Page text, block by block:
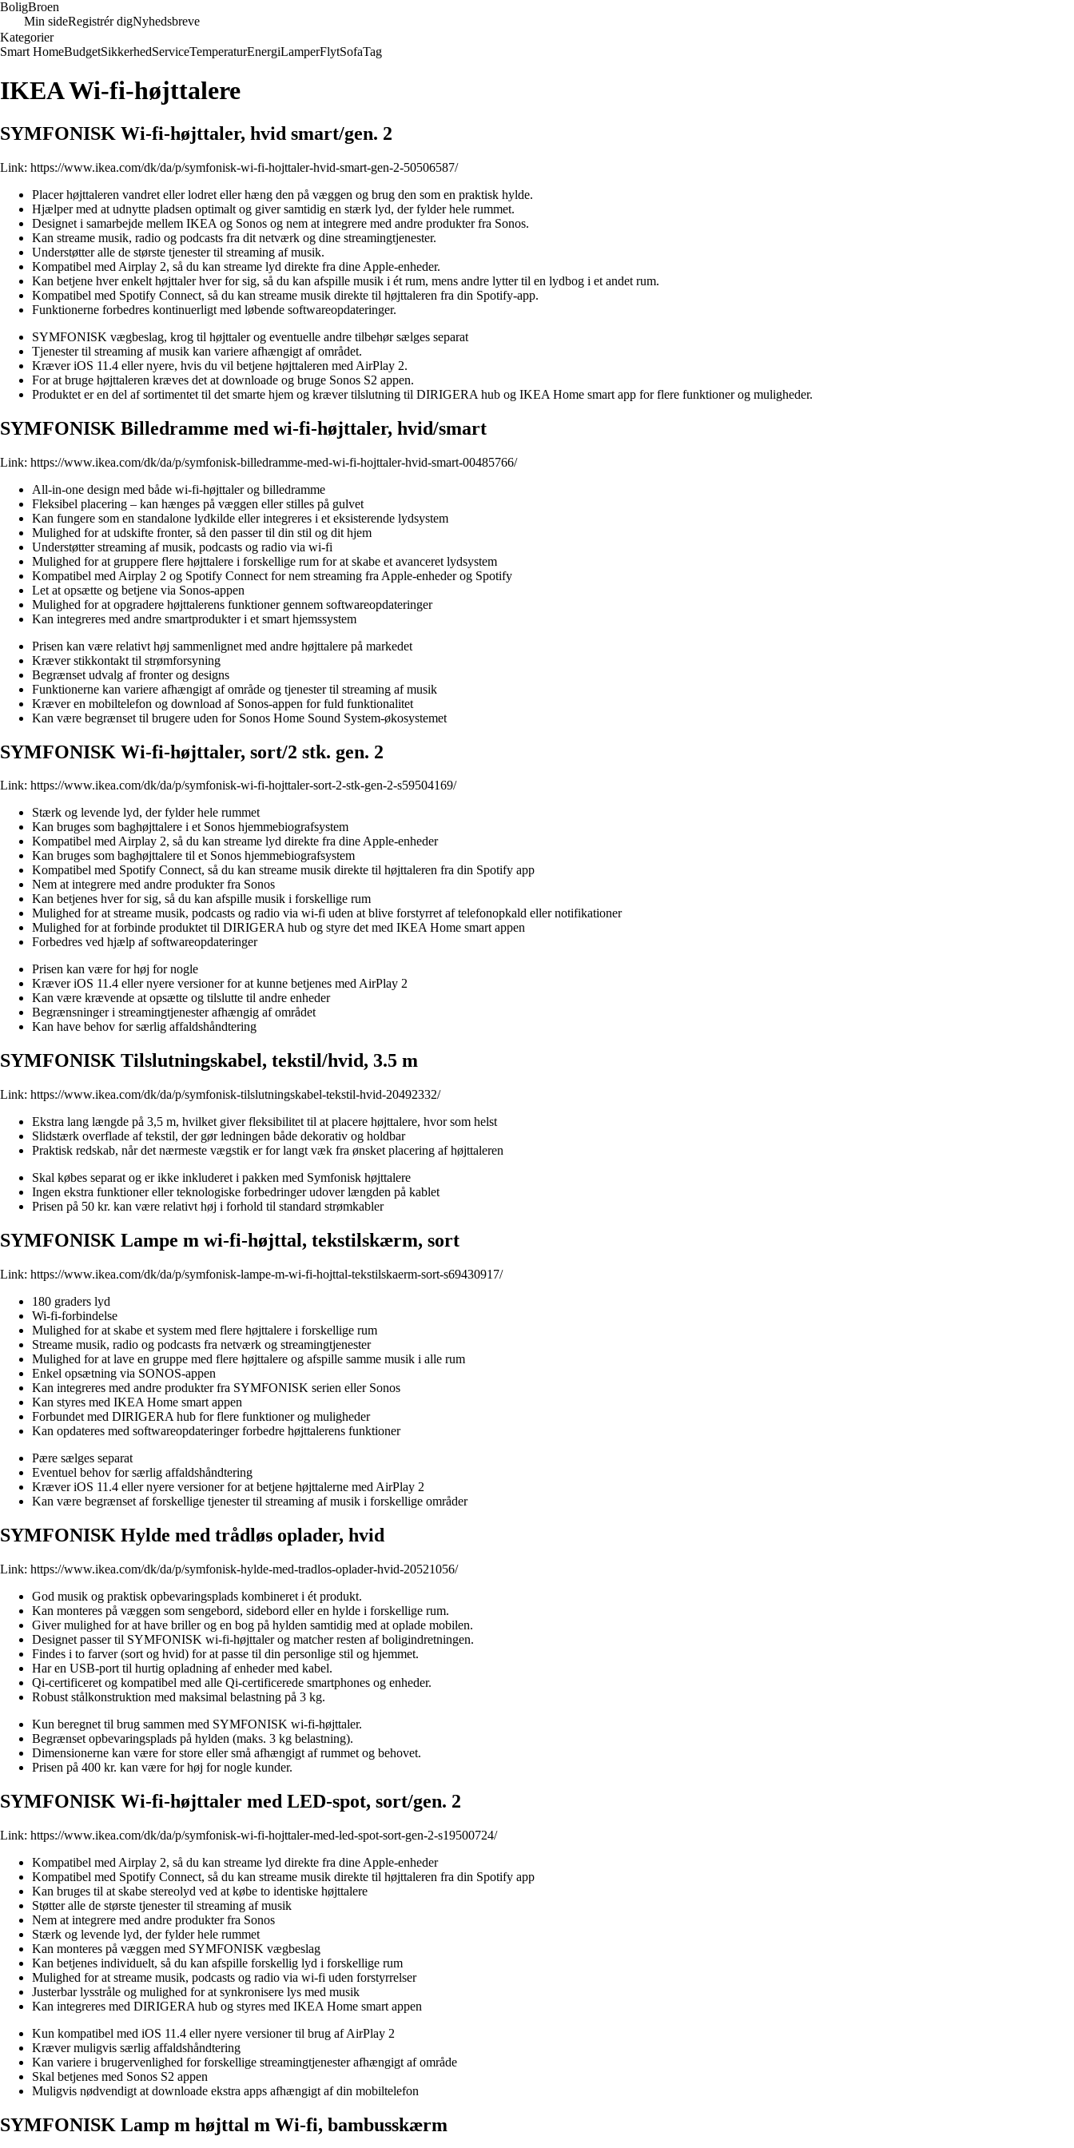
BoligBroen
Min sideRegistrér digNyhedsbreve
Kategorier
Smart HomeBudgetSikkerhedServiceTemperaturEnergiLamperFlytSofaTag
IKEA Wi-fi-højttalere
SYMFONISK Wi-fi-højttaler, hvid smart/gen. 2
Link: https://www.ikea.com/dk/da/p/symfonisk-wi-fi-hojttaler-hvid-smart-gen-2-50506587/
Placer højttaleren vandret eller lodret eller hæng den på væggen og brug den som en praktisk hylde.
Hjælper med at udnytte pladsen optimalt og giver samtidig en stærk lyd, der fylder hele rummet.
Designet i samarbejde mellem IKEA og Sonos og nem at integrere med andre produkter fra Sonos.
Kan streame musik, radio og podcasts fra dit netværk og dine streamingtjenester.
Understøtter alle de største tjenester til streaming af musik.
Kompatibel med Airplay 2, så du kan streame lyd direkte fra dine Apple-enheder.
Kan betjene hver enkelt højttaler hver for sig, så du kan afspille musik i ét rum, mens andre lytter til en lydbog i et andet rum.
Kompatibel med Spotify Connect, så du kan streame musik direkte til højttaleren fra din Spotify-app.
Funktionerne forbedres kontinuerligt med løbende softwareopdateringer.
SYMFONISK vægbeslag, krog til højttaler og eventuelle andre tilbehør sælges separat
Tjenester til streaming af musik kan variere afhængigt af området.
Kræver iOS 11.4 eller nyere, hvis du vil betjene højttaleren med AirPlay 2.
For at bruge højttaleren kræves det at downloade og bruge Sonos S2 appen.
Produktet er en del af sortimentet til det smarte hjem og kræver tilslutning til DIRIGERA hub og IKEA Home smart app for flere funktioner og muligheder.
SYMFONISK Billedramme med wi-fi-højttaler, hvid/smart
Link: https://www.ikea.com/dk/da/p/symfonisk-billedramme-med-wi-fi-hojttaler-hvid-smart-00485766/
All-in-one design med både wi-fi-højttaler og billedramme
Fleksibel placering – kan hænges på væggen eller stilles på gulvet
Kan fungere som en standalone lydkilde eller integreres i et eksisterende lydsystem
Mulighed for at udskifte fronter, så den passer til din stil og dit hjem
Understøtter streaming af musik, podcasts og radio via wi-fi
Mulighed for at gruppere flere højttalere i forskellige rum for at skabe et avanceret lydsystem
Kompatibel med Airplay 2 og Spotify Connect for nem streaming fra Apple-enheder og Spotify
Let at opsætte og betjene via Sonos-appen
Mulighed for at opgradere højttalerens funktioner gennem softwareopdateringer
Kan integreres med andre smartprodukter i et smart hjemssystem
Prisen kan være relativt høj sammenlignet med andre højttalere på markedet
Kræver stikkontakt til strømforsyning
Begrænset udvalg af fronter og designs
Funktionerne kan variere afhængigt af område og tjenester til streaming af musik
Kræver en mobiltelefon og download af Sonos-appen for fuld funktionalitet
Kan være begrænset til brugere uden for Sonos Home Sound System-økosystemet
SYMFONISK Wi-fi-højttaler, sort/2 stk. gen. 2
Link: https://www.ikea.com/dk/da/p/symfonisk-wi-fi-hojttaler-sort-2-stk-gen-2-s59504169/
Stærk og levende lyd, der fylder hele rummet
Kan bruges som baghøjttalere i et Sonos hjemmebiografsystem
Kompatibel med Airplay 2, så du kan streame lyd direkte fra dine Apple-enheder
Kan bruges som baghøjttalere til et Sonos hjemmebiografsystem
Kompatibel med Spotify Connect, så du kan streame musik direkte til højttaleren fra din Spotify app
Nem at integrere med andre produkter fra Sonos
Kan betjenes hver for sig, så du kan afspille musik i forskellige rum
Mulighed for at streame musik, podcasts og radio via wi-fi uden at blive forstyrret af telefonopkald eller notifikationer
Mulighed for at forbinde produktet til DIRIGERA hub og styre det med IKEA Home smart appen
Forbedres ved hjælp af softwareopdateringer
Prisen kan være for høj for nogle
Kræver iOS 11.4 eller nyere versioner for at kunne betjenes med AirPlay 2
Kan være krævende at opsætte og tilslutte til andre enheder
Begrænsninger i streamingtjenester afhængig af området
Kan have behov for særlig affaldshåndtering
SYMFONISK Tilslutningskabel, tekstil/hvid, 3.5 m
Link: https://www.ikea.com/dk/da/p/symfonisk-tilslutningskabel-tekstil-hvid-20492332/
Ekstra lang længde på 3,5 m, hvilket giver fleksibilitet til at placere højttalere, hvor som helst
Slidstærk overflade af tekstil, der gør ledningen både dekorativ og holdbar
Praktisk redskab, når det nærmeste vægstik er for langt væk fra ønsket placering af højttaleren
Skal købes separat og er ikke inkluderet i pakken med Symfonisk højttalere
Ingen ekstra funktioner eller teknologiske forbedringer udover længden på kablet
Prisen på 50 kr. kan være relativt høj i forhold til standard strømkabler
SYMFONISK Lampe m wi-fi-højttal, tekstilskærm, sort
Link: https://www.ikea.com/dk/da/p/symfonisk-lampe-m-wi-fi-hojttal-tekstilskaerm-sort-s69430917/
180 graders lyd
Wi-fi-forbindelse
Mulighed for at skabe et system med flere højttalere i forskellige rum
Streame musik, radio og podcasts fra netværk og streamingtjenester
Mulighed for at lave en gruppe med flere højttalere og afspille samme musik i alle rum
Enkel opsætning via SONOS-appen
Kan integreres med andre produkter fra SYMFONISK serien eller Sonos
Kan styres med IKEA Home smart appen
Forbundet med DIRIGERA hub for flere funktioner og muligheder
Kan opdateres med softwareopdateringer forbedre højttalerens funktioner
Pære sælges separat
Eventuel behov for særlig affaldshåndtering
Kræver iOS 11.4 eller nyere versioner for at betjene højttalerne med AirPlay 2
Kan være begrænset af forskellige tjenester til streaming af musik i forskellige områder
SYMFONISK Hylde med trådløs oplader, hvid
Link: https://www.ikea.com/dk/da/p/symfonisk-hylde-med-tradlos-oplader-hvid-20521056/
God musik og praktisk opbevaringsplads kombineret i ét produkt.
Kan monteres på væggen som sengebord, sidebord eller en hylde i forskellige rum.
Giver mulighed for at have briller og en bog på hylden samtidig med at oplade mobilen.
Designet passer til SYMFONISK wi-fi-højttaler og matcher resten af boligindretningen.
Findes i to farver (sort og hvid) for at passe til din personlige stil og hjemmet.
Har en USB-port til hurtig opladning af enheder med kabel.
Qi-certificeret og kompatibel med alle Qi-certificerede smartphones og enheder.
Robust stålkonstruktion med maksimal belastning på 3 kg.
Kun beregnet til brug sammen med SYMFONISK wi-fi-højttaler.
Begrænset opbevaringsplads på hylden (maks. 3 kg belastning).
Dimensionerne kan være for store eller små afhængigt af rummet og behovet.
Prisen på 400 kr. kan være for høj for nogle kunder.
SYMFONISK Wi-fi-højttaler med LED-spot, sort/gen. 2
Link: https://www.ikea.com/dk/da/p/symfonisk-wi-fi-hojttaler-med-led-spot-sort-gen-2-s19500724/
Kompatibel med Airplay 2, så du kan streame lyd direkte fra dine Apple-enheder
Kompatibel med Spotify Connect, så du kan streame musik direkte til højttaleren fra din Spotify app
Kan bruges til at skabe stereolyd ved at købe to identiske højttalere
Støtter alle de største tjenester til streaming af musik
Nem at integrere med andre produkter fra Sonos
Stærk og levende lyd, der fylder hele rummet
Kan monteres på væggen med SYMFONISK vægbeslag
Kan betjenes individuelt, så du kan afspille forskellig lyd i forskellige rum
Mulighed for at streame musik, podcasts og radio via wi-fi uden forstyrrelser
Justerbar lysstråle og mulighed for at synkronisere lys med musik
Kan integreres med DIRIGERA hub og styres med IKEA Home smart appen
Kun kompatibel med iOS 11.4 eller nyere versioner til brug af AirPlay 2
Kræver muligvis særlig affaldshåndtering
Kan variere i brugervenlighed for forskellige streamingtjenester afhængigt af område
Skal betjenes med Sonos S2 appen
Muligvis nødvendigt at downloade ekstra apps afhængigt af din mobiltelefon
SYMFONISK Lamp m højttal m Wi-fi, bambusskærm